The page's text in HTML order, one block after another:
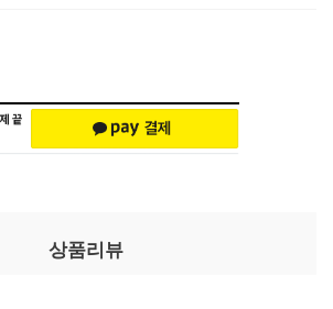
상품리뷰